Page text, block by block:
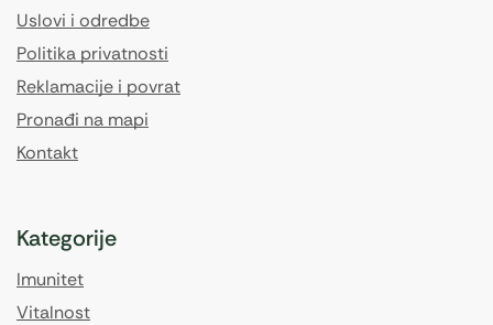
Uslovi i odredbe
Politika privatnosti
Reklamacije i povrat
Pronađi na mapi
Kontakt
Kategorije
Imunitet
Vitalnost